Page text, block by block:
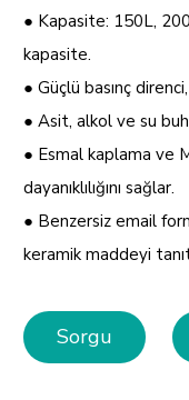
● Kapasite: 150L,
kapasite.
● Güçlü basınç
● Asit, alkol ve su
● Esmal kaplama ve
dayanıklılığını sağlar.
● Benzersiz email
keramik maddeyi
Sorgu